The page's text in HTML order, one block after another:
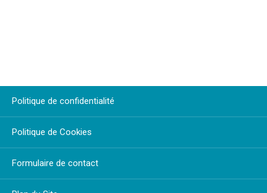
Politique de confidentialité
Politique de Cookies
Formulaire de contact